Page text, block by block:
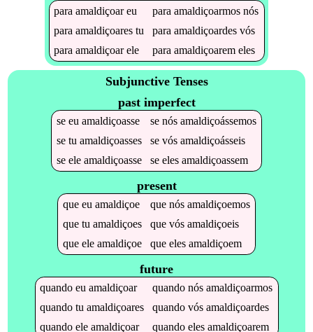
paraamaldiçoareu paraamaldiçoarmos nós
paraamaldiçoares tu paraamaldiçoardes vós
paraamaldiçoarele paraamaldiçoarem eles
Subjunctive Tenses
past imperfect
se eu amaldiçoasse se nós amaldiçoássemos
se tu amaldiçoasses se vós amaldiçoásseis
se ele amaldiçoasse se eles amaldiçoassem
present
que eu amaldiçoe que nós amaldiçoemos
que tu amaldiçoes que vós amaldiçoeis
que ele amaldiçoe que eles amaldiçoem
future
quandoeuamaldiçoar quandonósamaldiçoarmos
quandotuamaldiçoares quandovósamaldiçoardes
quandoeleamaldiçoar quandoelesamaldiçoarem